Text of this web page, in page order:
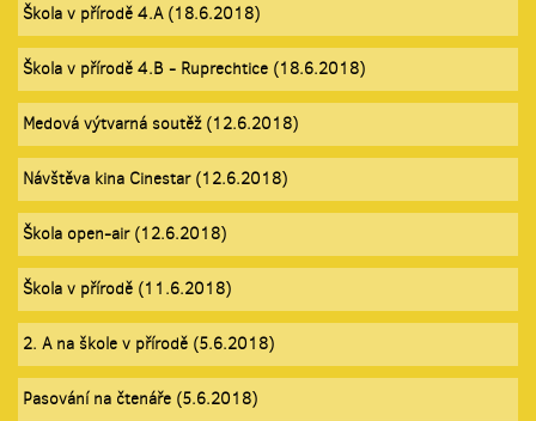
Škola v přírodě 4.A (18.6.2018)
Škola v přírodě 4.B - Ruprechtice (18.6.2018)
Medová výtvarná soutěž (12.6.2018)
Návštěva kina Cinestar (12.6.2018)
Škola open-air (12.6.2018)
Škola v přírodě (11.6.2018)
2. A na škole v přírodě (5.6.2018)
Pasování na čtenáře (5.6.2018)